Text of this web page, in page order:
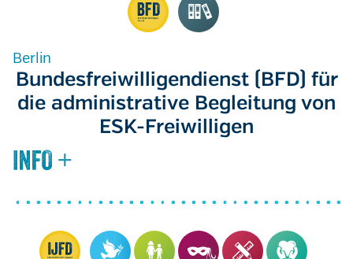
Berlin
Bundesfreiwilligendienst (BFD) für
die administrative Begleitung von
ESK-Freiwilligen